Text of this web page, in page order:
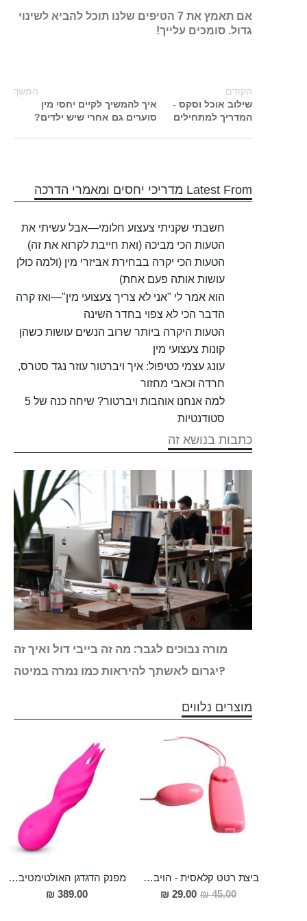
אם תאמץ את 7 הטיפים שלנו תוכל להביא לשינוי
גדול. סומכים עלייך!
הקודם
שילוב אוכל וסקס -
המדריך למתחילים
המשך
איך להמשיך לקיים יחסי מין
סוערים גם אחרי שיש ילדים?
Latest From מדריכי יחסים ומאמרי הדרכה
חשבתי שקניתי צעצוע חלומי—אבל עשיתי את
הטעות הכי מביכה (ואת חייבת לקרוא את זה)
הטעות הכי יקרה בבחירת אביזרי מין (ולמה כולן
עושות אותה פעם אחת)
הוא אמר לי "אני לא צריך צעצועי מין"—ואז קרה
הדבר הכי לא צפוי בחדר השינה
הטעות היקרה ביותר שרוב הנשים עושות כשהן
קונות צעצועי מין
עונג עצמי כטיפול: איך ויברטור עוזר נגד סטרס,
חרדה וכאבי מחזור
למה אנחנו אוהבות ויברטור? שיחה כנה של 5
סטודנטיות
כתבות בנושא זה
מורה נבוכים לגבר: מה זה בייבי דול ואיך זה
יגרום לאשתך להיראות כמו נמרה במיטה?
מוצרים נלווים
ביצת רטט קלאסית - הויברטור הסודי שלך
45.00 ₪
מחיר
מבצע
29.00 ₪
מפנק הדגדגן האולטימטיבי דו מנועי גם לעינוג אוראלי וגם עם רטט חזק במיוחד Mete
389.00 ₪